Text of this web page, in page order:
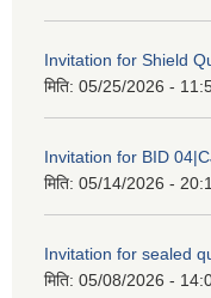
Invitation for Shield
मिति: 05/25/2026 -
Invitation for BID
मिति: 05/14/2026 -
Invitation for sealed
मिति: 05/08/2026 -